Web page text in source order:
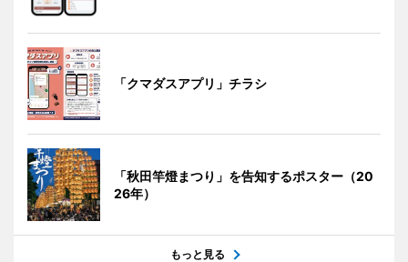
「クマダスアプリ」チラシ
「秋田竿燈まつり」を告知するポスター（20
26年）
もっと見る